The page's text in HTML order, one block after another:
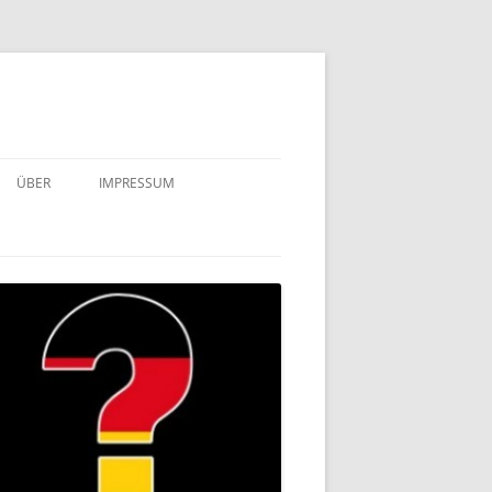
ÜBER
MATERIALIEN?
IMPRESSUM